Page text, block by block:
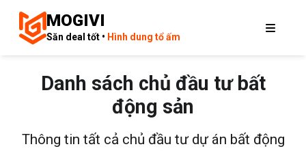
MOGIVI
Săn deal tốt • Hình dung tổ ấm
Danh sách chủ đầu tư bất
động sản
Thông tin tất cả chủ đầu tư dự án bất động